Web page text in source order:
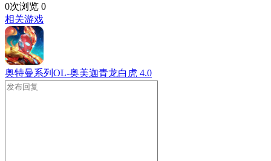
0次浏览 0
相关游戏
奥特曼系列OL-奥美迦青龙白虎 4.0